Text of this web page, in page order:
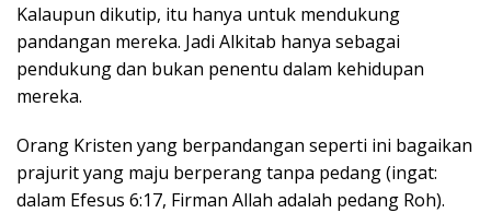
Kalaupun dikutip, itu hanya untuk mendukung
pandangan mereka. Jadi Alkitab hanya sebagai
pendukung dan bukan penentu dalam kehidupan
mereka.
Orang Kristen yang berpandangan seperti ini bagaikan
prajurit yang maju berperang tanpa pedang (ingat:
dalam Efesus 6:17, Firman Allah adalah pedang Roh).